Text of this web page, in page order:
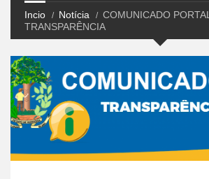
Incio Notícia
COMUNICADO PORTAL
TRANSPARÊNCIA